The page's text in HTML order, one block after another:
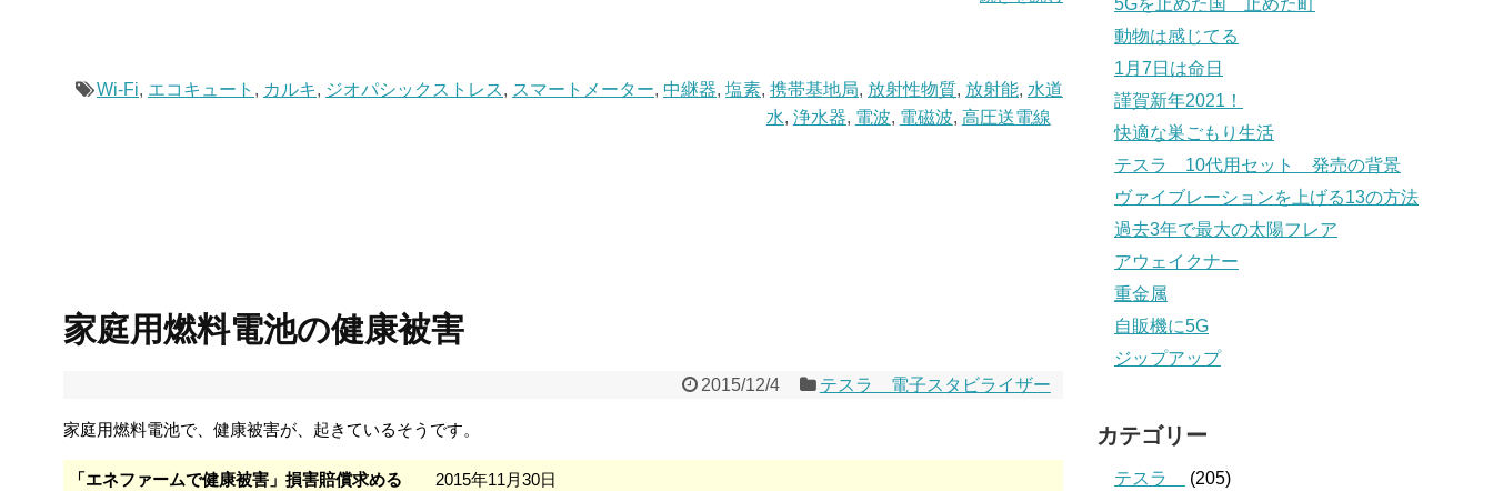
Wi-Fi, エコキュート , カルキ, ジオパシックストレス, スマートメーター, 中継器, 塩素, 携帯基地局, 放射性物質, 放射能, 水道
水, 浄水器, 電波, 電磁波, 高圧送電線
家庭用燃料電池の健康被害
2015/12/4 テスラ 電子スタビライザー
家庭用燃料電池で、健康被害が、起きているそうです。
「エネファームで健康被害」損害賠償求める 2015年11月30日
5Gを止めた国 止めた町
動物は感じてる
1月7日は命日
謹賀新年2021！
快適な巣ごもり生活
テスラ 10代用セット 発売の背景
ヴァイブレーションを上げる13の方法
過去3年で最大の太陽フレア
アウェイクナー
重金属
自販機に5G
ジップアップ
カテゴリー
テスラ
(205)